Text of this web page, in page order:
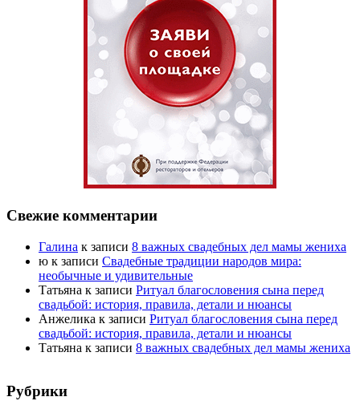
Свежие комментарии
Галина к записи 8 важных свадебных дел мамы жениха
ю к записи Свадебные традиции народов мира:
необычные и удивительные
Татьяна к записи Ритуал благословения сына перед
свадьбой: история, правила, детали и нюансы
Анжелика к записи Ритуал благословения сына перед
свадьбой: история, правила, детали и нюансы
Татьяна к записи 8 важных свадебных дел мамы жениха
Рубрики